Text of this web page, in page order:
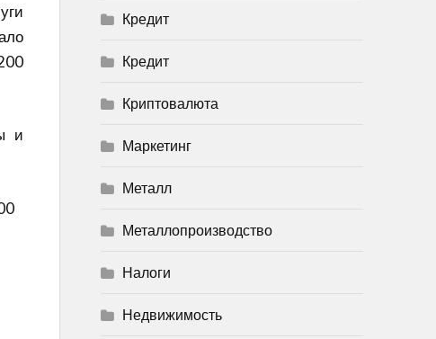
и
Кредит
Кредит
Криптовалюта
Маркетинг
Металл
Металлопроизводство
Налоги
Недвижимость